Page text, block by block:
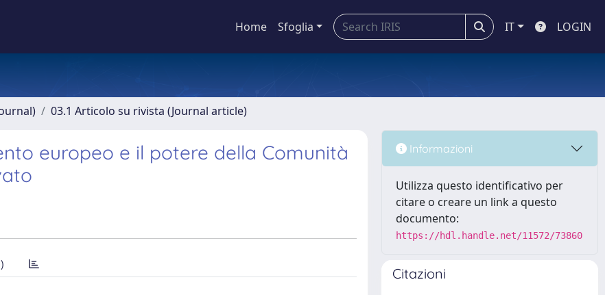
Home Sfoglia IT LOGIN
03.1 Articolo su rivista (Journal article)
europeo e il potere della Comunità
Informazioni
Utilizza questo identificativo per
citare o creare un link a questo
documento:
https://hdl.handle.net/11572/73860
Citazioni